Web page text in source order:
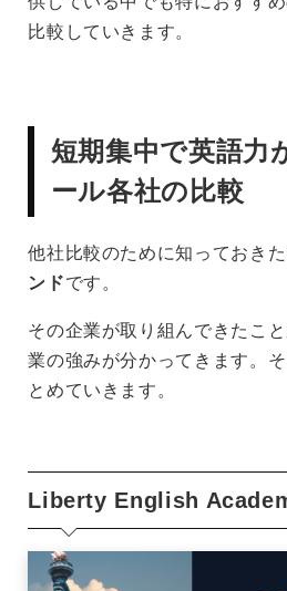
比較していきます。
短期集中で英語力
ール各社の比較
他社比較のために知っておき
ンドです。
その企業が取り組んできたこ
業の強みが分かってきます。
とめていきます。
Liberty English